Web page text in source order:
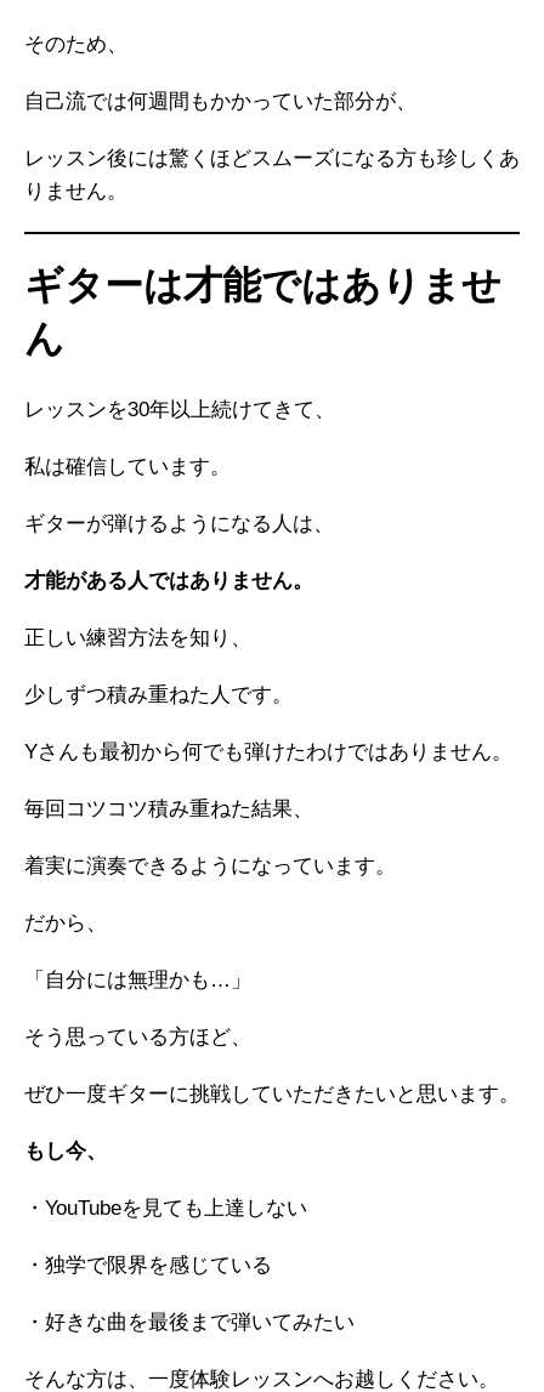
そのため、
自己流では何週間もかかっていた部分が、
レッスン後には驚くほどスムーズになる方も珍しくあ
りません。
ギターは才能ではありませ
ん
レッスンを30年以上続けてきて、
私は確信しています。
ギターが弾けるようになる人は、
才能がある人ではありません。
正しい練習方法を知り、
少しずつ積み重ねた人です。
Yさんも最初から何でも弾けたわけではありません。
毎回コツコツ積み重ねた結果、
着実に演奏できるようになっています。
だから、
「自分には無理かも…」
そう思っている方ほど、
ぜひ一度ギターに挑戦していただきたいと思います。
もし今、
・YouTubeを見ても上達しない
・独学で限界を感じている
・好きな曲を最後まで弾いてみたい
そんな方は、一度体験レッスンへお越しください。